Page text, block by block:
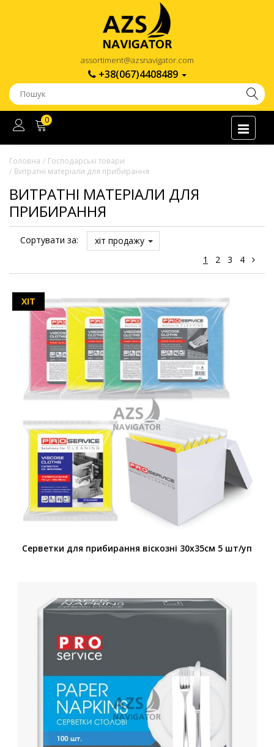
assortiment@azsnavigator.com
+38(067)4408489
0
Головна
Господарські товари
Витратні матеріали для прибирання
ВИТРАТНІ МАТЕРІАЛИ ДЛЯ
ПРИБИРАННЯ
Сортувати за:
хіт продажу
1
2 3 4
ХІТ
Серветки для прибирання віскозні 30х35см 5 шт/уп